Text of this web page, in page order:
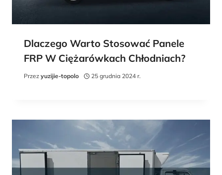
Dlaczego Warto Stosować Panele
FRP W Ciężarówkach Chłodniach?
Przez yuzijie-topolo 25 grudnia 2024 r.